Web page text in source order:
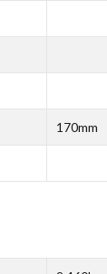
170mm